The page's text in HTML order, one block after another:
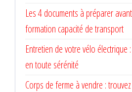
Les 4 documents à préparer
formation capacité de transport
Entretien de votre vélo
en toute sérénité
Corps de ferme à vendre :